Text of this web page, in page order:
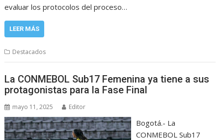
evaluar los protocolos del proceso…
LEER MÁS
Destacados
La CONMEBOL Sub17 Femenina ya tiene a sus
protagonistas para la Fase Final
mayo 11, 2025 Editor
Bogotá.- La
CONMEBOL Sub17